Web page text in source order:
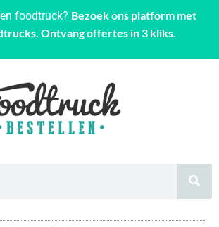
foodtruck? Bezoek ons platform met
Ontvang offertes in 3 kliks.